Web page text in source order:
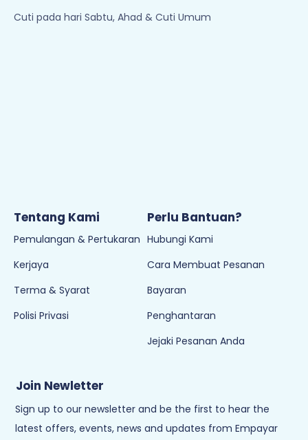
Cuti pada hari Sabtu, Ahad & Cuti Umum
Tentang Kami
Pemulangan & Pertukaran
Kerjaya
Terma & Syarat
Polisi Privasi
Perlu Bantuan?
Hubungi Kami
Cara Membuat Pesanan
Bayaran
Penghantaran
Jejaki Pesanan Anda
Join Newletter
Sign up to our newsletter and be the first to hear the
latest offers, events, news and updates from Empayar